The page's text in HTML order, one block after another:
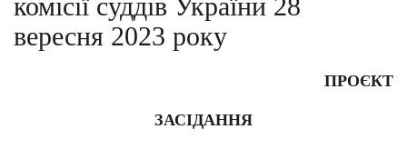
комісії суддів України 28
вересня 2023 року
ПРОЄКТ
ЗАСІДАННЯ